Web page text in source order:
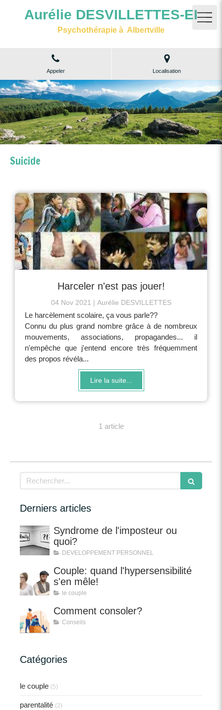
Aurélie DESVILLETTES-EI
Psychothérapie à Albertville
Appeler Localisation
Suicide
Harceler n'est pas jouer!
04 Nov 2021 Aurélie DESVILLETTES
Le harcèlement scolaire, ça vous parle??
Connu du plus grand nombre grâce à de nombreux
mouvements, associations, propagandes... il
n'empêche que j'entend encore très fréquemment
des propos révéla...
Lire la suite...
1 article
Rechercher
Derniers articles
Syndrome de l'imposteur ou
quoi?
DEVELOPPEMENT PERSONNEL
Couple: quand l'hypersensibilité
s'en mêle!
le couple
Comment consoler?
Conseils
Catégories
le couple (5)
parentalité (2)